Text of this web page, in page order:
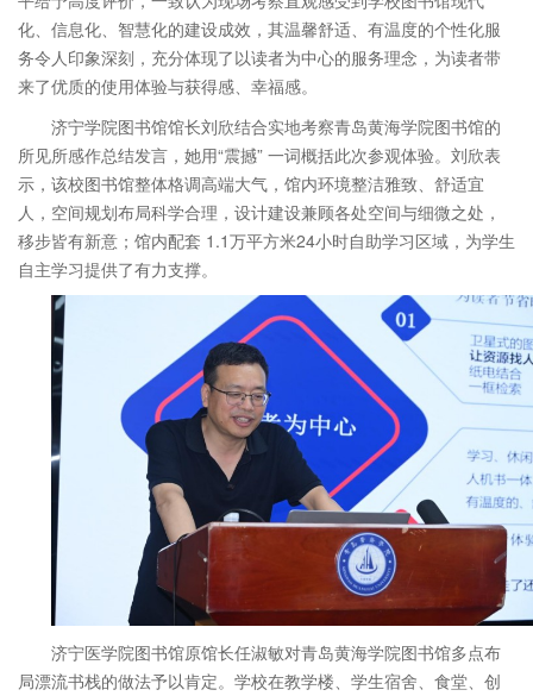
化、信息化、智慧化的建设成效，其温馨舒适、有温度的个性化服
务令人印象深刻，充分体现了以读者为中心的服务理念，为读者带
来了优质的使用体验与获得感、幸福感。
济宁学院图书馆馆长刘欣结合实地考察青岛黄海学院图书馆的
所见所感作总结发言，她用“震撼” 一词概括此次参观体验。刘欣表
示，该校图书馆整体格调高端大气，馆内环境整洁雅致、舒适宜
人，空间规划布局科学合理，设计建设兼顾各处空间与细微之处，
移步皆有新意；馆内配套 1.1万平方米24小时自助学习区域，为学生
自主学习提供了有力支撑。
济宁医学院图书馆原馆长任淑敏对青岛黄海学院图书馆多点布
局漂流书栈的做法予以肯定。学校在教学楼、学生宿舍、食堂、创